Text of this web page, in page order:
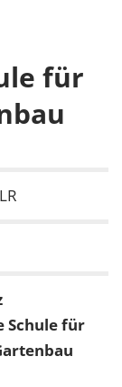
für
Schule für